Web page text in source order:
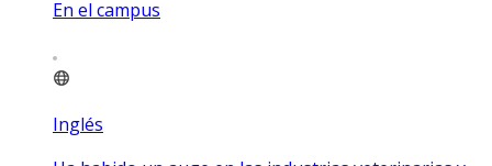
En el campus
Inglés